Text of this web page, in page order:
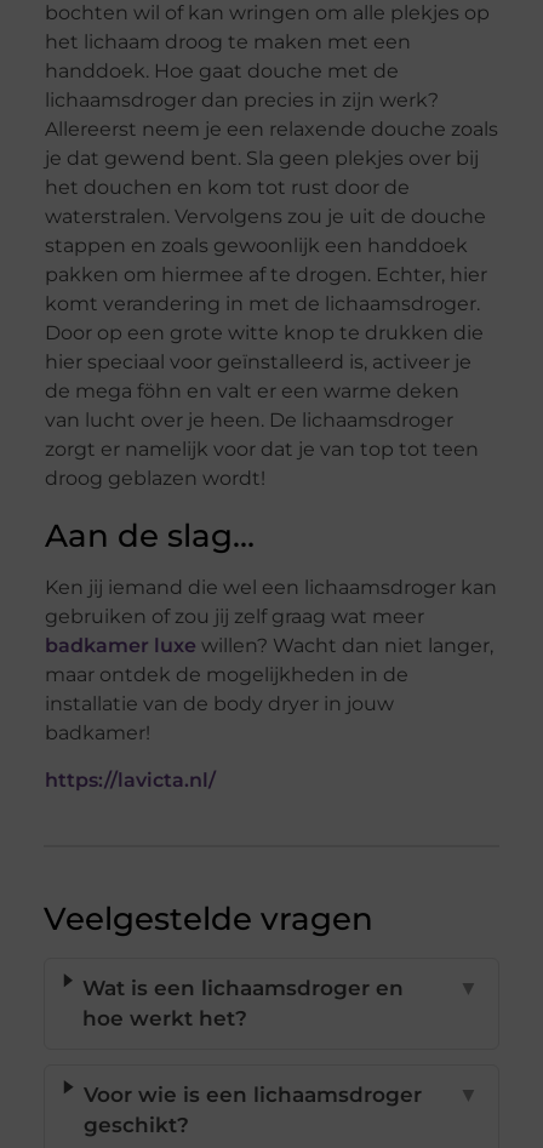
bochten wil of kan wringen om alle plekjes op
het lichaam droog te maken met een
handdoek. Hoe gaat douche met de
lichaamsdroger dan precies in zijn werk?
Allereerst neem je een relaxende douche zoals
je dat gewend bent. Sla geen plekjes over bij
het douchen en kom tot rust door de
waterstralen. Vervolgens zou je uit de douche
stappen en zoals gewoonlijk een handdoek
pakken om hiermee af te drogen. Echter, hier
komt verandering in met de lichaamsdroger.
Door op een grote witte knop te drukken die
hier speciaal voor geïnstalleerd is, activeer je
de mega föhn en valt er een warme deken
van lucht over je heen. De lichaamsdroger
zorgt er namelijk voor dat je van top tot teen
droog geblazen wordt!
Aan de slag…
Ken jij iemand die wel een lichaamsdroger kan
gebruiken of zou jij zelf graag wat meer
badkamer luxe willen? Wacht dan niet langer,
maar ontdek de mogelijkheden in de
installatie van de body dryer in jouw
badkamer!
https://lavicta.nl/
Veelgestelde vragen
Wat is een lichaamsdroger en
hoe werkt het?
▼
Voor wie is een lichaamsdroger
geschikt?
▼